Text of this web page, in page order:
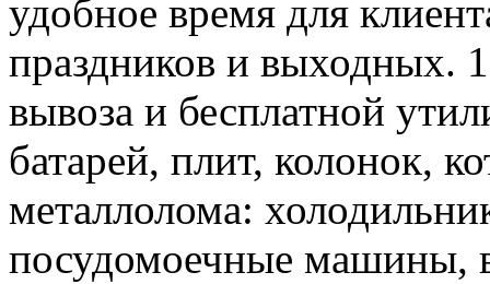
удобное время для
праздников и выходных.
вывоза и бесплатной
батарей, плит, колонок,
металлолома:
посудомоечные машины,